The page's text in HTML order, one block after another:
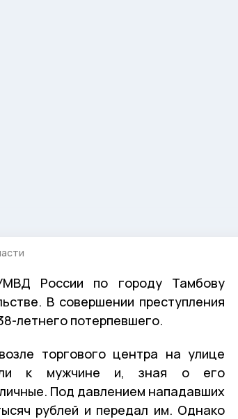
России по городу Тамбову
В совершении преступления
летнего потерпевшего.
торгового центра на улице
к мужчине и, зная о его
Под давлением нападавших
рублей и передал им. Однако